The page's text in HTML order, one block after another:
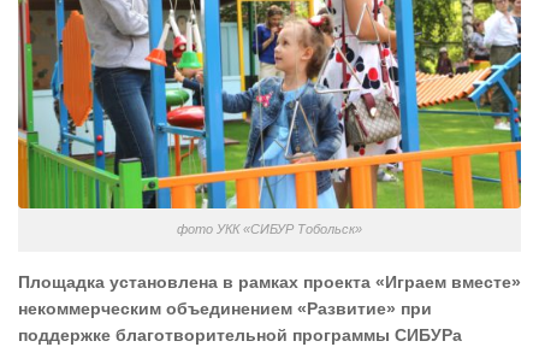
фото УКК «СИБУР Тобольск»
Площадка установлена в рамках проекта «Играем вместе»
некоммерческим объединением «Развитие» при
поддержке благотворительной программы СИБУРа